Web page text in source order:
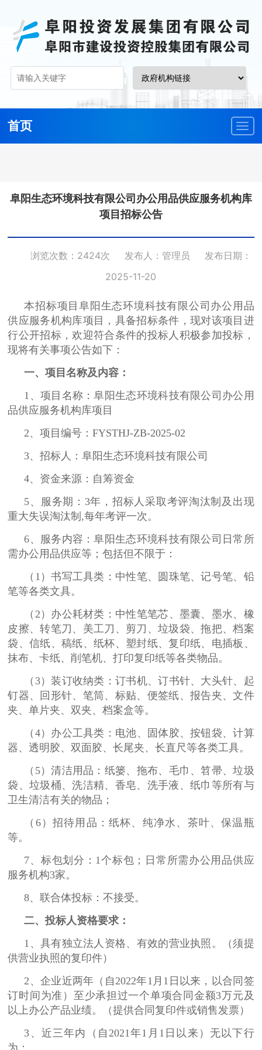
首页
阜阳生态环境科技有限公司办公用品供应服务机构库
项目招标公告
浏览次数：2424次 发布人：管理员
发布日期：
2025-11-20
本招标项目阜阳生态环境科技有限公司办公用品
供应服务机构库项目，具备招标条件，现对该项目进
行公开招标，欢迎符合条件的投标人积极参加投标，
现将有关事项公告如下：
一、项目名称及内容：
1、项目名称：阜阳生态环境科技有限公司办公用
品供应服务机构库项目
2、项目编号：FYSTHJ-ZB-2025-02
3、招标人：阜阳生态环境科技有限公司
4、资金来源：自筹资金
5、服务期：3年，招标人采取考评淘汰制及出现
重大失误淘汰制,每年考评一次。
6、服务内容：阜阳生态环境科技有限公司日常所
需办公用品供应等；包括但不限于：
（1）书写工具类：中性笔、圆珠笔、记号笔、铅
笔等各类文具。
（2）办公耗材类：中性笔笔芯、墨囊、墨水、橡
皮擦、转笔刀、美工刀、剪刀、垃圾袋、拖把、档案
袋、信纸、稿纸、纸杯、塑封纸、复印纸、电插板、
抹布、卡纸、削笔机、打印复印纸等各类物品。
（3）装订收纳类：订书机、订书针、大头针、起
钉器、回形针、笔筒、标贴、便签纸、报告夹、文件
夹、单片夹、双夹、档案盒等。
（4）办公工具类：电池、固体胶、按钮袋、计算
器、透明胶、双面胶、长尾夹、长直尺等各类工具。
（5）清洁用品：纸篓、拖布、毛巾、笤帚、垃圾
袋、垃圾桶、洗洁精、香皂、洗手液、纸巾等所有与
卫生清洁有关的物品；
（6）招待用品：纸杯、纯净水、茶叶、保温瓶
等。
7、标包划分：1个标包；日常所需办公用品供应
服务机构3家。
8、联合体投标：不接受。
二、投标人资格要求：
1、具有独立法人资格、有效的营业执照。（须提
供营业执照的复印件）
2、企业近两年（自2022年1月1日以来，以合同签
订时间为准）至少承担过一个单项合同金额3万元及
以上办公产品业绩。（提供合同复印件或销售发票）
3、近三年内（自2021年1月1日以来）无以下行